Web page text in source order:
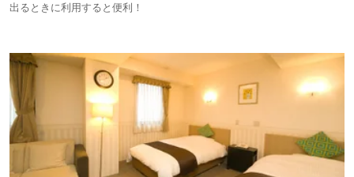
出るときに利用すると便利！